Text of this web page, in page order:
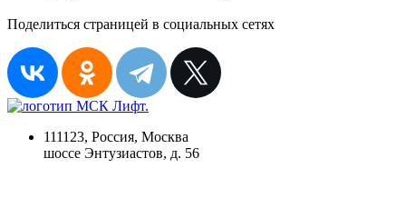
Поделиться страницей в социальных сетях
111123, Россия, Москва
шоссе Энтузиастов, д. 56